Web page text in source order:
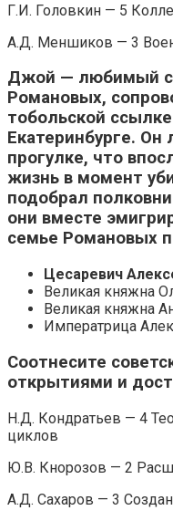
Г.И. Головкин — 5
А.Д. Меншиков — 3
Джой — любимый
Романовых,
тобольской
Екатеринбурге.
прогулке, что
жизнь в момент
подобрал
они вместе
семье Романовых
Цесаревич
Великая княжна
Великая княжна
Императрица
Соотнесите
открытиями и
Н.Д. Кондратьев — 4
циклов
Ю.В. Кнорозов — 2
А.Д. Сахаров — 3